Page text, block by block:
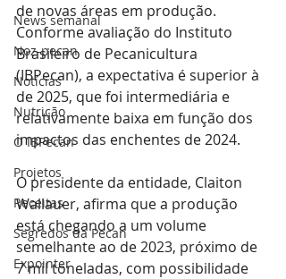
News semanal
Noz-pecan
Notícias
Nutrição
O IBPecan
Projetos
Receitas
Segredos da Pecan
Expointer
de novas áreas em produção.
Conforme avaliação do Instituto
Brasileiro de Pecanicultura
(IBPecan), a expectativa é superior à
de 2025, que foi intermediária e
relativamente baixa em função dos
impactos das enchentes de 2024.
O presidente da entidade, Claiton
Wallauer, afirma que a produção
está chegando a um volume
semelhante ao de 2023, próximo de
7 mil toneladas, com possibilidade